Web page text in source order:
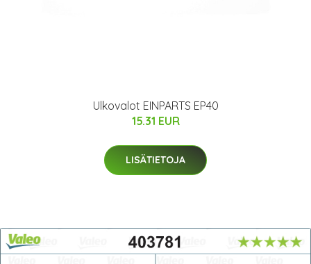
Ulkovalot EINPARTS EP40
15.31 EUR
LISÄTIETOJA